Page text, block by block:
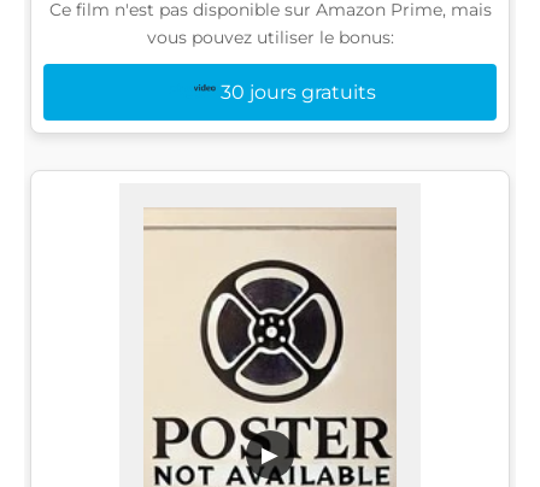
Ce film n'est pas disponible sur Amazon Prime, mais
vous pouvez utiliser le bonus:
30 jours gratuits
▶